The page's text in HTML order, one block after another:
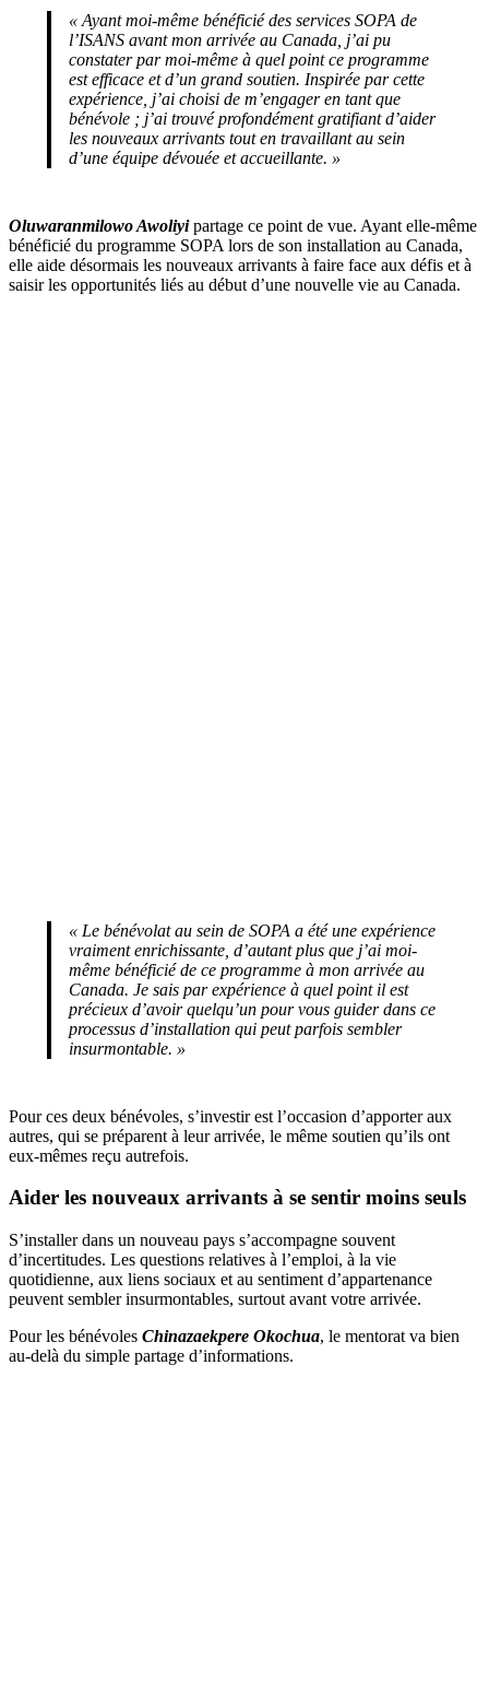
« Ayant moi-même bénéficié des services SOPA de
l’ISANS avant mon arrivée au Canada, j’ai pu
constater par moi-même à quel point ce programme
est efficace et d’un grand soutien. Inspirée par cette
expérience, j’ai choisi de m’engager en tant que
bénévole ; j’ai trouvé profondément gratifiant d’aider
les nouveaux arrivants tout en travaillant au sein
d’une équipe dévouée et accueillante. »
Oluwaranmilowo Awoliyipartage ce point de vue. Ayant elle-même
bénéficié du programme SOPA lors de son installation au Canada,
elle aide désormais les nouveaux arrivants à faire face aux défis et à
saisir les opportunités liés au début d’une nouvelle vie au Canada.
« Le bénévolat au sein de SOPA a été une expérience
vraiment enrichissante, d’autant plus que j’ai moi-
même bénéficié de ce programme à mon arrivée au
Canada. Je sais par expérience à quel point il est
précieux d’avoir quelqu’un pour vous guider dans ce
processus d’installation qui peut parfois sembler
insurmontable. »
Pour ces deux bénévoles, s’investir est l’occasion d’apporter aux
autres, qui se préparent à leur arrivée, le même soutien qu’ils ont
eux-mêmes reçu autrefois.
Aider les nouveaux arrivants à se sentir moins seuls
S’installer dans un nouveau pays s’accompagne souvent
d’incertitudes. Les questions relatives à l’emploi, à la vie
quotidienne, aux liens sociaux et au sentiment d’appartenance
peuvent sembler insurmontables, surtout avant votre arrivée.
Pour les bénévoles Chinazaekpere Okochua, le mentorat va bien
au-delà du simple partage d’informations.